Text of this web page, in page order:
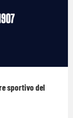
sportivo del